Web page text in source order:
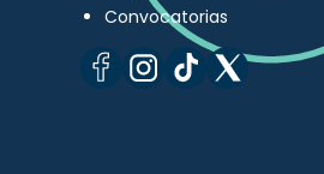
Convocatorias